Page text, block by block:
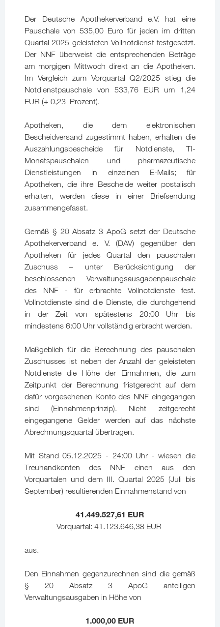
Der Deutsche Apothekerverband e.V. hat eine
Pauschale von 535,00 Euro für jeden im dritten
Quartal 2025 geleisteten Vollnotdienst festgesetzt.
Der NNF überweist die entsprechenden Beträge
am morgigen Mittwoch direkt an die Apotheken.
Im Vergleich zum Vorquartal Q2/2025 stieg die
Notdienstpauschale von 533,76 EUR um 1,24
EUR (+ 0,23 Prozent).
Apotheken, die dem elektronischen
Bescheidversand zugestimmt haben, erhalten die
Auszahlungsbescheide für Notdienste, TI-
Monatspauschalen und pharmazeutische
Dienstleistungen in einzelnen E-Mails; für
Apotheken, die ihre Bescheide weiter postalisch
erhalten, werden diese in einer Briefsendung
zusammengefasst.
Gemäß § 20 Absatz 3 ApoG setzt der Deutsche
Apothekerverband e. V. (DAV) gegenüber den
Apotheken für jedes Quartal den pauschalen
Zuschuss – unter Berücksichtigung der
beschlossenen Verwaltungsausgabenpauschale
des NNF - für erbrachte Vollnotdienste fest.
Vollnotdienste sind die Dienste, die durchgehend
in der Zeit von spätestens 20:00 Uhr bis
mindestens 6:00 Uhr vollständig erbracht werden.
Maßgeblich für die Berechnung des pauschalen
Zuschusses ist neben der Anzahl der geleisteten
Notdienste die Höhe der Einnahmen, die zum
Zeitpunkt der Berechnung fristgerecht auf dem
dafür vorgesehenen Konto des NNF eingegangen
sind (Einnahmenprinzip). Nicht zeitgerecht
eingegangene Gelder werden auf das nächste
Abrechnungsquartal übertragen.
Mit Stand 05.12.2025 - 24:00 Uhr - wiesen die
Treuhandkonten des NNF einen aus den
Vorquartalen und dem III. Quartal 2025 (Juli bis
September) resultierenden Einnahmenstand von
41.449.527,61 EUR
Vorquartal: 41.123.646,38 EUR
aus.
Den Einnahmen gegenzurechnen sind die gemäß
§ 20 Absatz 3 ApoG anteiligen
Verwaltungsausgaben in Höhe von
1.000,00 EUR